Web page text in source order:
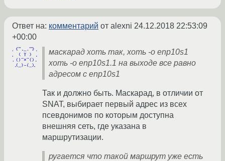
Ответ на: комментарий от alexni 24.12.2018 22:53:09
+00:00
маскарад хоть так, хоть -o enp10s1
хоть -o enp10s1.1 на выходе все равно
адресом с enp10s1
Так и должно быть. Маскарад, в отличии от
SNAT, выбирает первый адрес из всех
псевдонимов по которым доступна
внешняя сеть, где указана в
маршрутизации.
ругается что такой маршрут уже есть